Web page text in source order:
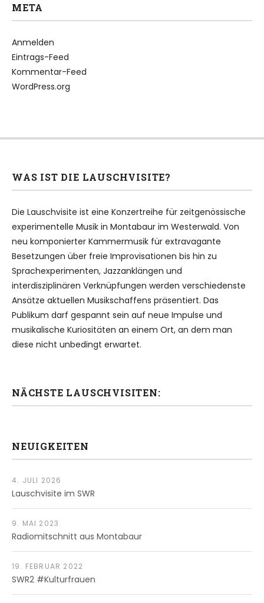
META
Anmelden
Eintrags-Feed
Kommentar-Feed
WordPress.org
WAS IST DIE LAUSCHVISITE?
Die Lauschvisite ist eine Konzertreihe für zeitgenössische
experimentelle Musik in Montabaur im Westerwald. Von
neu komponierter Kammermusik für extravagante
Besetzungen über freie Improvisationen bis hin zu
Sprachexperimenten, Jazzanklängen und
interdisziplinären Verknüpfungen werden verschiedenste
Ansätze aktuellen Musikschaffens präsentiert. Das
Publikum darf gespannt sein auf neue Impulse und
musikalische Kuriositäten an einem Ort, an dem man
diese nicht unbedingt erwartet.
NÄCHSTE LAUSCHVISITEN:
NEUIGKEITEN
Lauschvisite im SWR
4. JULI 2026
Radiomitschnitt aus Montabaur
9. MAI 2023
SWR2 #Kulturfrauen
19. FEBRUAR 2022